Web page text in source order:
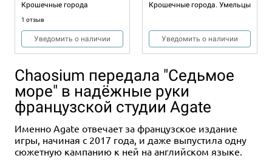
Крошечные города
1 отзыв
Уведомить о наличии
Крошечные города. Умельцы
Уведомить о наличии
Chaosium передала "Седьмое
море" в надёжные руки
французской студии Agate
Именно Agate отвечает за французское издание
игры, начиная с 2017 года, и даже выпустила одну
сюжетную кампанию к ней на английском языке.